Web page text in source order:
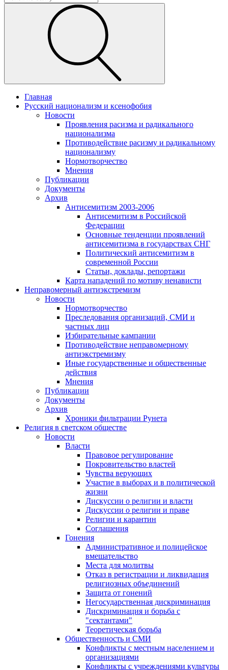
Главная
Русский национализм и ксенофобия
Новости
Проявления расизма и радикального
национализма
Противодействие расизму и радикальному
национализму
Нормотворчество
Мнения
Публикации
Документы
Архив
Антисемитизм 2003-2006
Антисемитизм в Российской
Федерации
Основные тенденции проявлений
антисемитизма в государствах СНГ
Политический антисемитизм в
современной России
Статьи, доклады, репортажи
Карта нападений по мотиву ненависти
Неправомерный антиэкстремизм
Новости
Нормотворчество
Преследования организаций, СМИ и
частных лиц
Избирательные кампании
Противодействие неправомерному
антиэкстремизму
Иные государственные и общественные
действия
Мнения
Публикации
Документы
Архив
Хроники фильтрации Рунета
Религия в светском обществе
Новости
Власти
Правовое регулирование
Покровительство властей
Чувства верующих
Участие в выборах и в политической
жизни
Дискуссии о религии и власти
Дискуссии о религии и праве
Религии и карантин
Соглашения
Гонения
Административное и полицейское
вмешательство
Места для молитвы
Отказ в регистрации и ликвидация
религиозных объединений
Защита от гонений
Негосударственная дискриминация
Дискриминация и борьба с
"сектантами"
Теоретическая борьба
Общественность и СМИ
Конфликты с местным населением и
организациями
Конфликты с учреждениями культуры